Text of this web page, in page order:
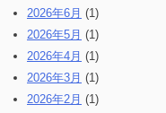
2026年6月 (1)
2026年5月 (1)
2026年4月 (1)
2026年3月 (1)
2026年2月 (1)